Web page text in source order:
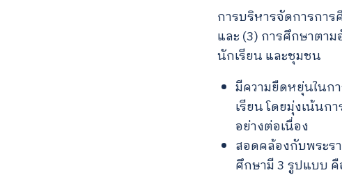
การบริหารจัดการการ
และ (3) การศึกษาตาม
นักเรียน และชุมชน
มีความยืดหยุ่นในก
เรียน โดยมุ่งเน้น
อย่างต่อเนื่อง
สอดคล้องกับพระร
ศึกษามี 3 รูปแบบ